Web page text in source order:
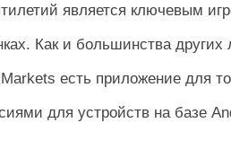
является ключевым
Как и большинства других
есть приложение для
для устройств на базе